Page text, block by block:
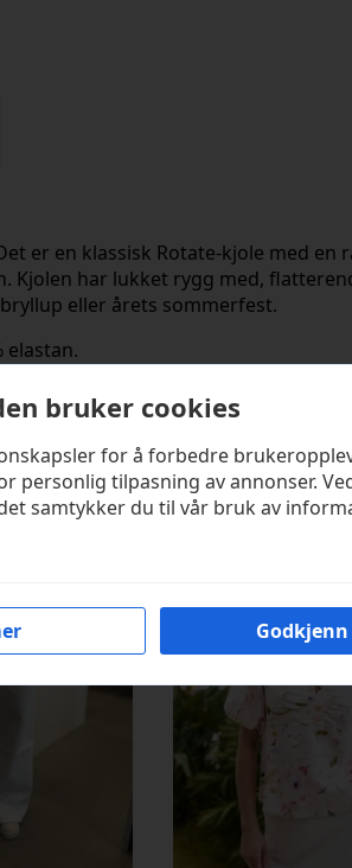
er en klassisk Rotate-kjole med
Kjolen har lukket rygg med,
eller årets sommerfest.
elastan.
bruker cookies
for å forbedre
personlig tilpasning av annonser.
samtykker du til vår bruk av